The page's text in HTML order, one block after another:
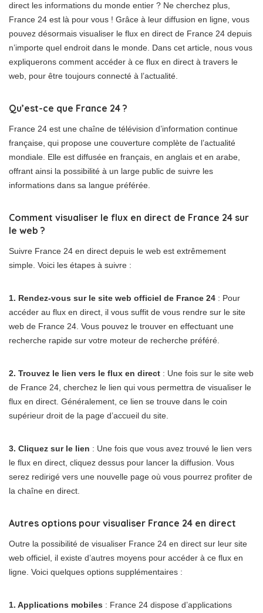
direct les informations du monde entier ? Ne cherchez plus,
France 24 est là pour vous ! Grâce à leur diffusion en ligne, vous
pouvez désormais visualiser le flux en direct de France 24 depuis
n’importe quel endroit dans le monde. Dans cet article, nous vous
expliquerons comment accéder à ce flux en direct à travers le
web, pour être toujours connecté à l’actualité.
Qu’est-ce que France 24 ?
France 24 est une chaîne de télévision d’information continue
française, qui propose une couverture complète de l’actualité
mondiale. Elle est diffusée en français, en anglais et en arabe,
offrant ainsi la possibilité à un large public de suivre les
informations dans sa langue préférée.
Comment visualiser le flux en direct de France 24 sur
le web ?
Suivre France 24 en direct depuis le web est extrêmement
simple. Voici les étapes à suivre :
1. Rendez-vous sur le site web officiel de France 24 : Pour
accéder au flux en direct, il vous suffit de vous rendre sur le site
web de France 24. Vous pouvez le trouver en effectuant une
recherche rapide sur votre moteur de recherche préféré.
2. Trouvez le lien vers le flux en direct : Une fois sur le site web
de France 24, cherchez le lien qui vous permettra de visualiser le
flux en direct. Généralement, ce lien se trouve dans le coin
supérieur droit de la page d’accueil du site.
3. Cliquez sur le lien : Une fois que vous avez trouvé le lien vers
le flux en direct, cliquez dessus pour lancer la diffusion. Vous
serez redirigé vers une nouvelle page où vous pourrez profiter de
la chaîne en direct.
Autres options pour visualiser France 24 en direct
Outre la possibilité de visualiser France 24 en direct sur leur site
web officiel, il existe d’autres moyens pour accéder à ce flux en
ligne. Voici quelques options supplémentaires :
1. Applications mobiles : France 24 dispose d’applications